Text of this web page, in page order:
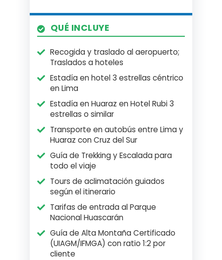
QUÉ INCLUYE
Recogida y traslado al aeropuerto;
Traslados a hoteles
Estadía en hotel 3 estrellas céntrico
en Lima
Estadía en Huaraz en Hotel Rubi 3
estrellas o similar
Transporte en autobús entre Lima y
Huaraz con Cruz del Sur
Guía de Trekking y Escalada para
todo el viaje
Tours de aclimatación guiados
según el itinerario
Tarifas de entrada al Parque
Nacional Huascarán
Guía de Alta Montaña Certificado
(UIAGM/IFMGA) con ratio 1:2 por
cliente